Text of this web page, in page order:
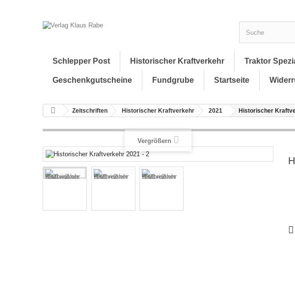
Schlepper Post Historischer Kraftverkehr Traktor
Geschenkgutscheine Fundgrube Startseite
Zeitschriften Historischer Kraftverkehr 2021 Historischer
Vergrößern